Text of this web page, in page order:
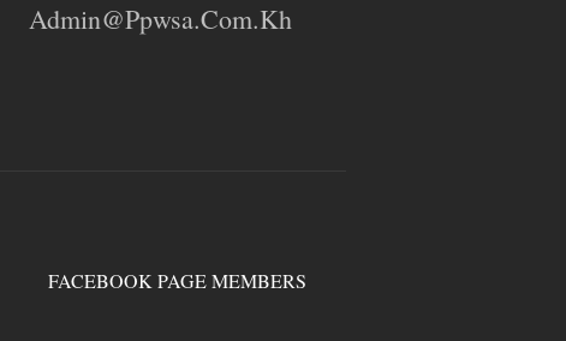
Admin@ppwsa.com.kh
FACEBOOK PAGE MEMBERS